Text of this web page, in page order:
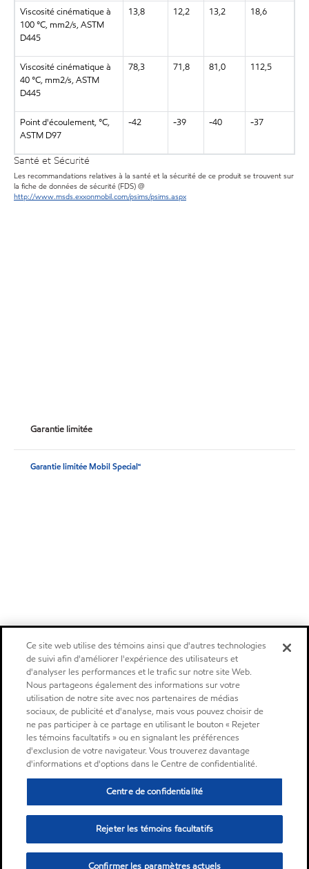
Viscosité cinématique à
100 °C, mm2/s, ASTM
D445
13,8 12,2 13,2 18,6
Viscosité cinématique à
40 °C, mm2/s, ASTM
D445
78,3 71,8 81,0 112,5
Point d'écoulement, °C,
ASTM D97
-42 -39 -40 -37
Santé et Sécurité
Les recommandations relatives à la santé et la sécurité de ce produit se trouvent sur
la fiche de données de sécurité (FDS) @
http://www.msds.exxonmobil.com/psims/psims.aspx
Garantie limitée
Garantie limitée Mobil Special🅪
Ce site web utilise des témoins ainsi que d'autres technologies
de suivi afin d'améliorer l'expérience des utilisateurs et
d'analyser les performances et le trafic sur notre site Web.
Nous partageons également des informations sur votre
utilisation de notre site avec nos partenaires de médias
sociaux, de publicité et d'analyse, mais vous pouvez choisir de
ne pas participer à ce partage en utilisant le bouton « Rejeter
les témoins facultatifs » ou en signalant les préférences
d'exclusion de votre navigateur. Vous trouverez davantage
d'informations et d'options dans le Centre de confidentialité.
Centre de confidentialité
Rejeter les témoins facultatifs
Confirmer les paramètres actuels